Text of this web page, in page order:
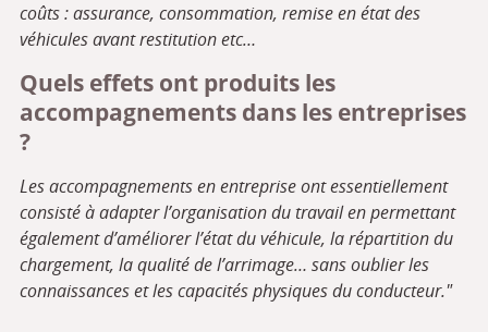
coûts : assurance, consommation, remise en état des
véhicules avant restitution etc…
Quels effets ont produits les
accompagnements dans les entreprises
?
Les accompagnements en entreprise ont essentiellement
consisté à adapter l’organisation du travail en permettant
également d’améliorer l’état du véhicule, la répartition du
chargement, la qualité de l’arrimage… sans oublier les
connaissances et les capacités physiques du conducteur."